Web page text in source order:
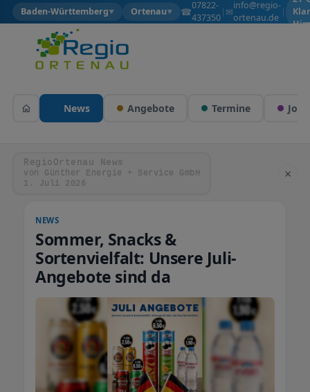
Baden-Württemberg▼ Ortenau▼ ☎07822-
437350
| ✉info@regio-
ortenau.de
|
News Angebote Termine Jobs
RegioOrtenau News
von Günther Energie + Service GmbH
1. Juli 2026
×
NEWS
Sommer, Snacks &
Sortenvielfalt: Unsere Juli-
Angebote sind da